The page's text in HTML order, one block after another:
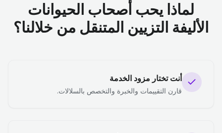
لماذا يحب أصحاب الحيوانات
الأليفة التزيين المتنقل من خلالنا؟
أنت تختار مزود الخدمة
قارن التقييمات والخبرة والتخصص بالسلالات.